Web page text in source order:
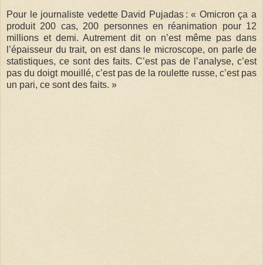
Pour le journaliste vedette David Pujadas : « Omicron ça a
produit 200 cas, 200 personnes en réanimation pour 12
millions et demi. Autrement dit on n’est même pas dans
l’épaisseur du trait, on est dans le microscope, on parle de
statistiques, ce sont des faits. C’est pas de l’analyse, c’est
pas du doigt mouillé, c’est pas de la roulette russe, c’est pas
un pari, ce sont des faits. »